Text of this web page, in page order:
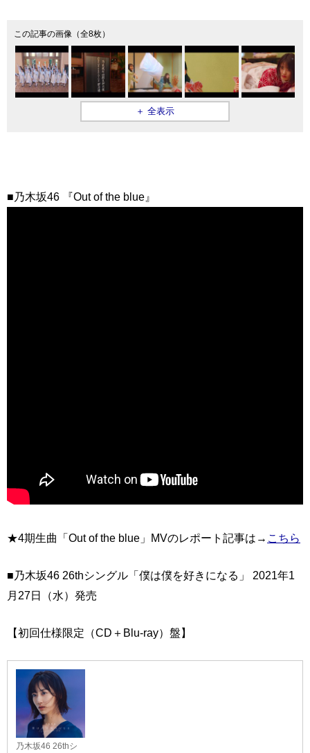
この記事の画像（全8枚）
＋ 全表示
■乃木坂46 『Out of the blue』
★4期生曲「Out of the blue」MVのレポート記事は→ こちら
■乃木坂46 26thシングル「僕は僕を好きになる」 2021年1
月27日（水）発売
【初回仕様限定（CD＋Blu-ray）盤】
乃木坂46 26thシ